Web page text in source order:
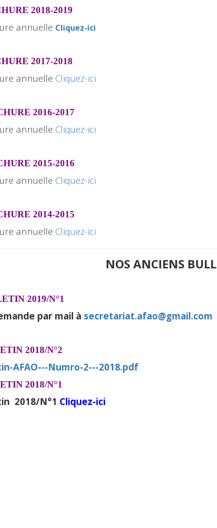
2018-2019
annuelle Cliquez-ici
2017-2018
annuelle Cliquez-ici
2016-2017
annuelle Cliquez-ici
2015-2016
annuelle Cliquez-ici
2014-2015
annuelle Cliquez-ici
NOS ANCIENS
2019/N°1
par mail à secretariat.afao@gmail.com
2018/N°2
AFAO---Numro-2---2018.pdf
2018/N°1
2018/N°1 Cliquez-ici